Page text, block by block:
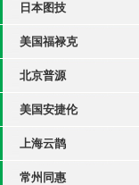
日本图技
美国福禄克
北京普源
美国安捷伦
上海云鹊
常州同惠